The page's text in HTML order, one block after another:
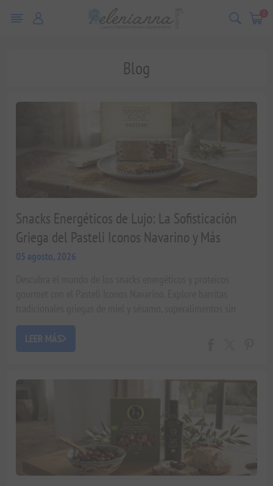
0
Blog
Snacks Energéticos de Lujo: La Sofisticación
Griega del Pasteli Iconos Navarino y Más
05 agosto, 2026
gluten y maridajes exclusivos por Xenophon Liapakis.
LEER MÁS